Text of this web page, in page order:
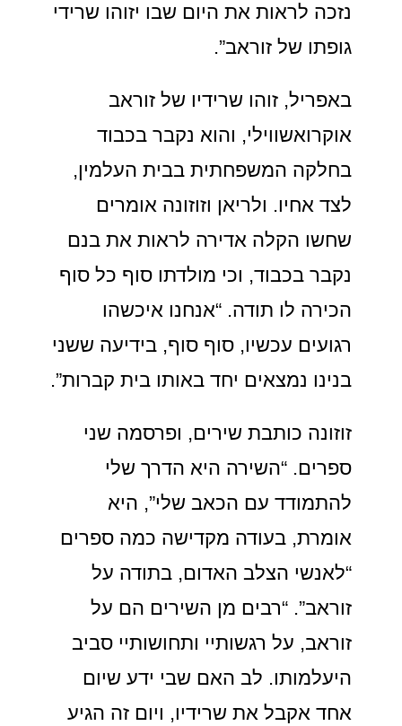
נזכה לראות את היום שבו יזוהו שרידי
גופתו של זוראב”.
באפריל, זוהו שרידיו של זוראב
אוקרואשווילי, והוא נקבר בכבוד
בחלקה המשפחתית בבית העלמין,
לצד אחיו. ולריאן וזוזונה אומרים
שחשו הקלה אדירה לראות את בנם
נקבר בכבוד, וכי מולדתו סוף כל סוף
הכירה לו תודה. “אנחנו איכשהו
רגועים עכשיו, סוף סוף, בידיעה ששני
בנינו נמצאים יחד באותו בית קברות”.
זוזונה כותבת שירים, ופרסמה שני
ספרים. “השירה היא הדרך שלי
להתמודד עם הכאב שלי”, היא
אומרת, בעודה מקדישה כמה ספרים
“לאנשי הצלב האדום, בתודה על
זוראב”. “רבים מן השירים הם על
זוראב, על רגשותיי ותחושותיי סביב
היעלמותו. לב האם שבי ידע שיום
אחד אקבל את שרידיו, ויום זה הגיע